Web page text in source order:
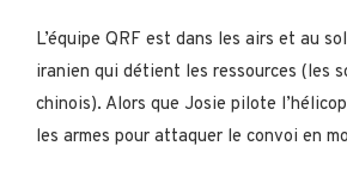
L’équipe QRF est dans les airs et au
iranien qui détient les ressources (les
chinois). Alors que Josie pilote
les armes pour attaquer le convoi en